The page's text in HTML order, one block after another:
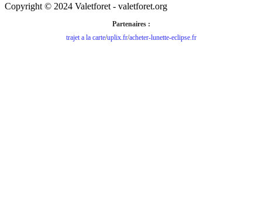
Copyright © 2024 Valetforet - valetforet.org
Partenaires :
trajet a la carte/uplix.fr/acheter-lunette-eclipse.fr